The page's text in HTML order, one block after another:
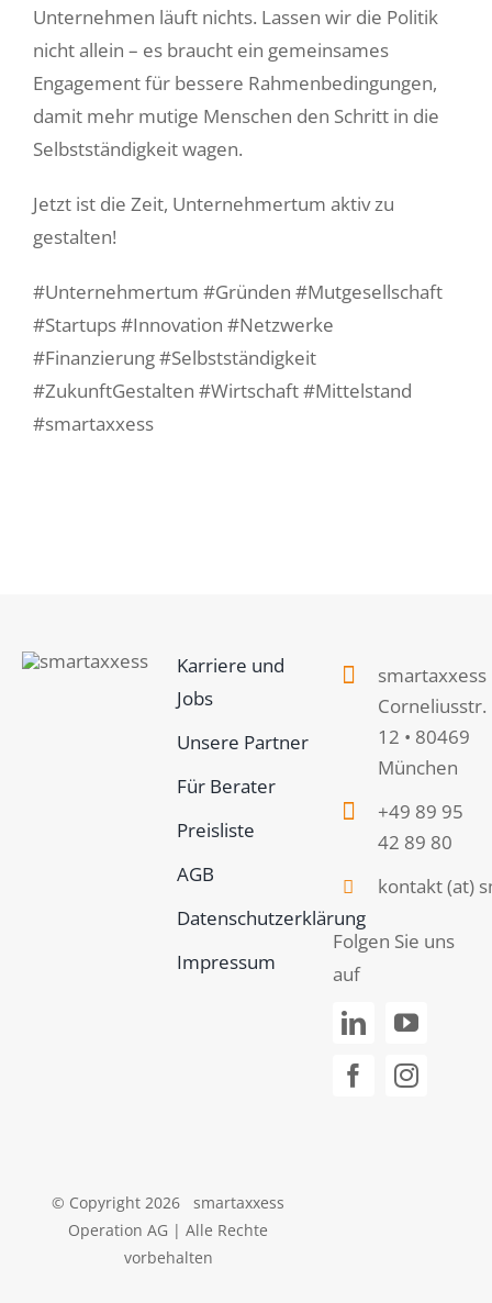
Unternehmen läuft nichts. Lassen wir die Politik
nicht allein – es braucht ein gemeinsames
Engagement für bessere Rahmenbedingungen,
damit mehr mutige Menschen den Schritt in die
Selbstständigkeit wagen.
Jetzt ist die Zeit, Unternehmertum aktiv zu
gestalten!
#Unternehmertum #Gründen #Mutgesellschaft
#Startups #Innovation #Netzwerke
#Finanzierung #Selbstständigkeit
#ZukunftGestalten #Wirtschaft #Mittelstand
#smartaxxess
Karriere und
Jobs
Unsere Partner
Für Berater
Preisliste
AGB
Datenschutzerklärung
Impressum
smartaxxess
Corneliusstr.
12 • 80469
München
+49 89 95
42 89 80
kontakt (at)
Folgen Sie uns
auf
© Copyright 2026 smartaxxess
Operation AG | Alle Rechte
vorbehalten